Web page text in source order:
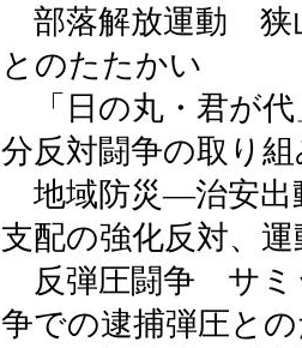
部落解放運動 狭
とのたたかい
「日の丸・君が
分反対闘争の取り
地域防災―治安出
支配の強化反対、
反弾圧闘争 サミ
争での逮捕弾圧と